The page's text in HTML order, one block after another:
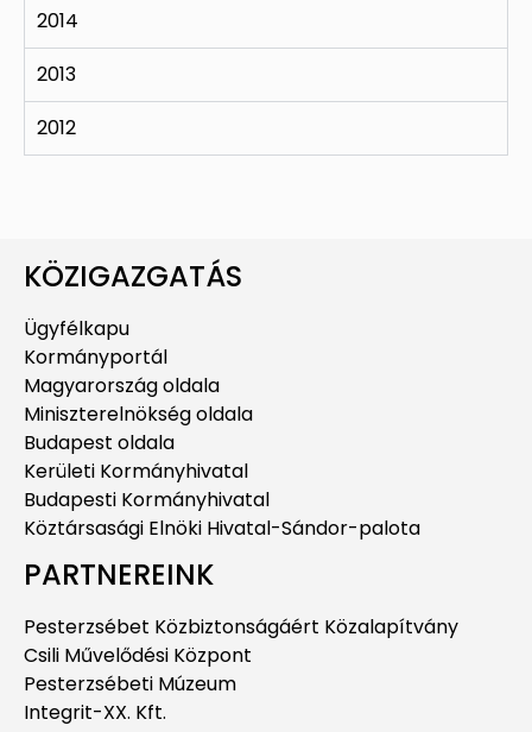
2014
2013
2012
KÖZIGAZGATÁS
Ügyfélkapu
Kormányportál
Magyarország oldala
Miniszterelnökség oldala
Budapest oldala
Kerületi Kormányhivatal
Budapesti Kormányhivatal
Köztársasági Elnöki Hivatal-Sándor-palota
PARTNEREINK
Pesterzsébet Közbiztonságáért Közalapítvány
Csili Művelődési Központ
Pesterzsébeti Múzeum
Integrit-XX. Kft.